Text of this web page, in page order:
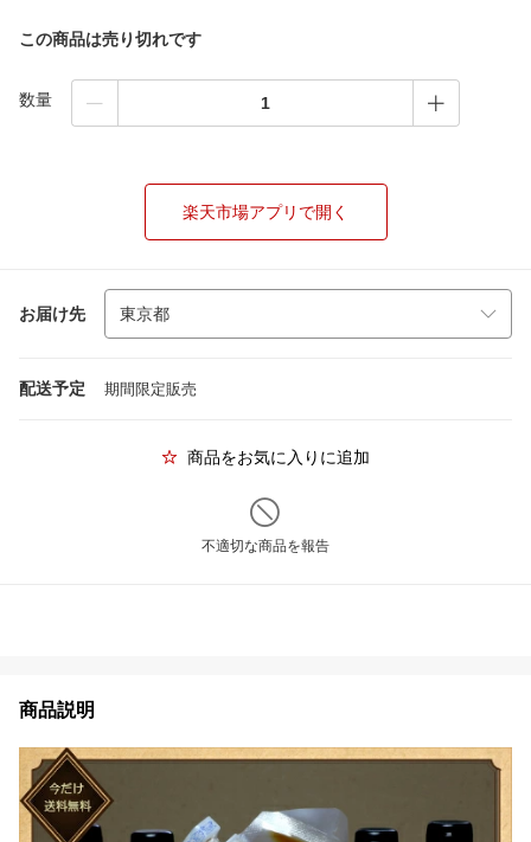
この商品は売り切れです
数量
楽天市場アプリで開く
お届け先
配送予定 期間限定販売
商品をお気に入りに追加
不適切な商品を報告
商品説明